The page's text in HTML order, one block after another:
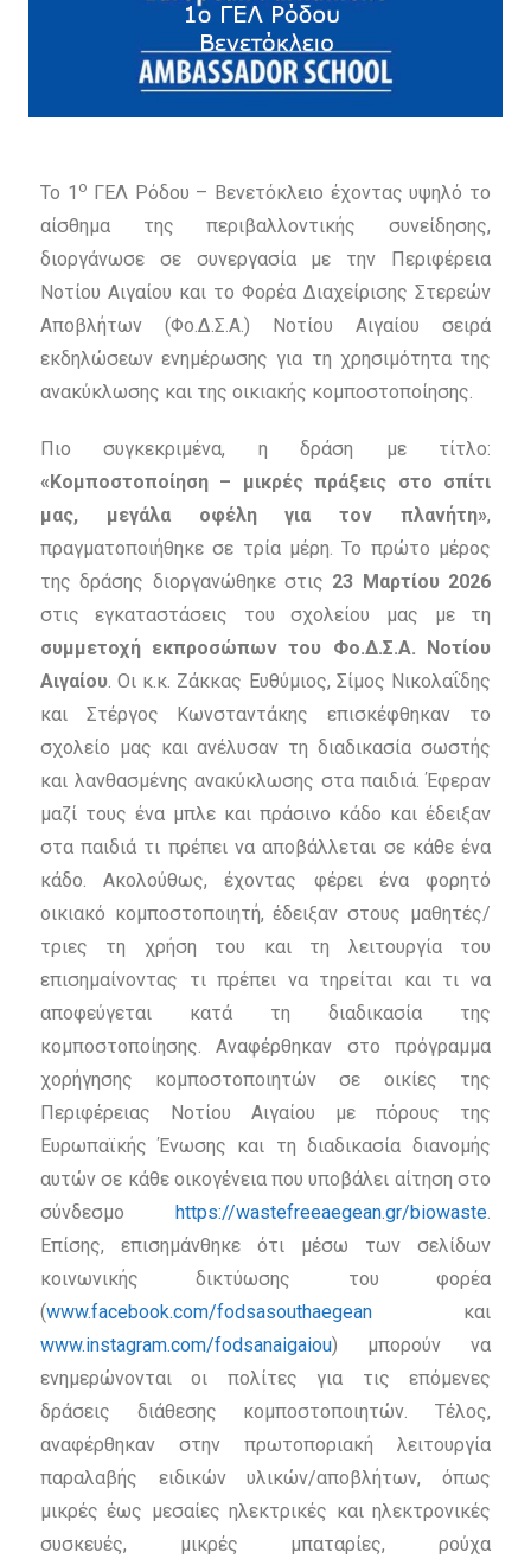
Το 1 ο ΓΕΛ Ρόδου – Βενετόκλειο έχοντας υψηλό το
αίσθημα της περιβαλλοντικής συνείδησης,
διοργάνωσε σε συνεργασία με την Περιφέρεια
Νοτίου Αιγαίου και το Φορέα Διαχείρισης Στερεών
Αποβλήτων (Φο.Δ.Σ.Α.) Νοτίου Αιγαίου σειρά
εκδηλώσεων ενημέρωσης για τη χρησιμότητα της
ανακύκλωσης και της οικιακής κομποστοποίησης.
Πιο συγκεκριμένα, η δράση με τίτλο:
«Κομποστοποίηση – μικρές πράξεις στο σπίτι
μας, μεγάλα οφέλη για τον πλανήτη»,
πραγματοποιήθηκε σε τρία μέρη. Το πρώτο μέρος
της δράσης διοργανώθηκε στις 23 Μαρτίου 2026
στις εγκαταστάσεις του σχολείου μας με τη
συμμετοχή εκπροσώπων του Φο.Δ.Σ.Α.
Νοτίου
Αιγαίου. Οι κ.κ. Ζάκκας Ευθύμιος, Σίμος Νικολαΐδης
και Στέργος Κωνσταντάκης επισκέφθηκαν το
σχολείο μας και ανέλυσαν τη διαδικασία σωστής
και λανθασμένης ανακύκλωσης στα παιδιά. Έφεραν
μαζί τους ένα μπλε και πράσινο κάδο και έδειξαν
στα παιδιά τι πρέπει να αποβάλλεται σε κάθε ένα
κάδο. Ακολούθως, έχοντας φέρει ένα φορητό
οικιακό κομποστοποιητή, έδειξαν στους μαθητές/
τριες τη χρήση του και τη λειτουργία του
επισημαίνοντας τι πρέπει να τηρείται και τι να
αποφεύγεται κατά τη διαδικασία της
κομποστοποίησης. Αναφέρθηκαν στο πρόγραμμα
χορήγησης κομποστοποιητών σε οικίες της
Περιφέρειας Νοτίου Αιγαίου με πόρους της
Ευρωπαϊκής Ένωσης και τη διαδικασία διανομής
αυτών σε κάθε οικογένεια που υποβάλει αίτηση στο
σύνδεσμο
https://wastefreeaegean.gr/biowaste.
Επίσης, επισημάνθηκε ότι μέσω των σελίδων
κοινωνικής δικτύωσης του φορέα
(www.facebook.com/fodsasouthaegeanκαι
www.instagram.com/fodsanaigaiou) μπορούν να
ενημερώνονται οι πολίτες για τις επόμενες
δράσεις διάθεσης κομποστοποιητών. Τέλος,
αναφέρθηκαν στην πρωτοποριακή λειτουργία
παραλαβής ειδικών υλικών/αποβλήτων, όπως
μικρές έως μεσαίες ηλεκτρικές και ηλεκτρονικές
συσκευές, μικρές μπαταρίες, ρούχα